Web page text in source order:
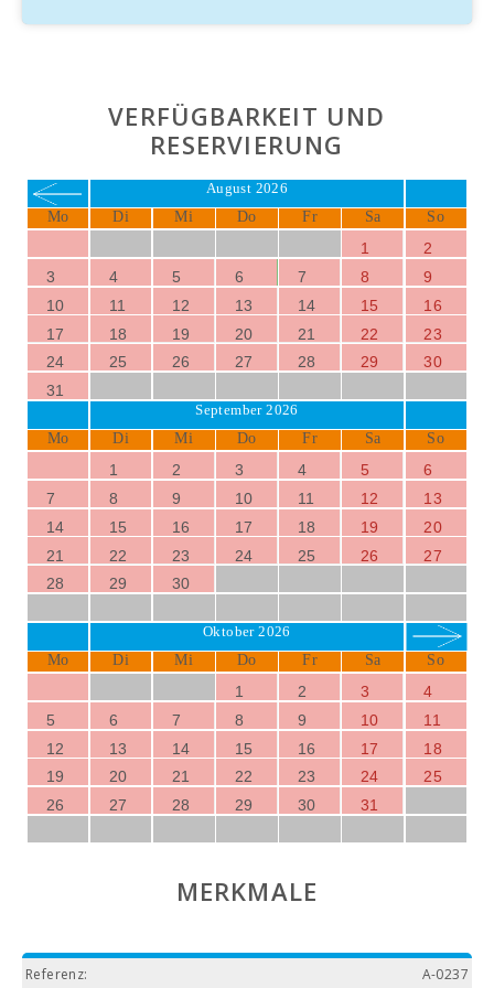
Finca, professionelle Radverleiher, ausgewiesene
RadlerstreckeVERFÜGBARKEIT UND
RESERVIERUNG
August 2026
Mo Di Mi Do Fr Sa So
1
2
3
4 5 6 7 8
9
10
11 12 13 14 15
16
17
18 19 20 21 22
23
24
25 26 27 28 29
30
31
September 2026
Mo Di Mi Do Fr Sa So
1 2 3 4 5
6
7
8 9 10 11 12
13
14
15 16 17 18 19
20
21
22 23 24 25 26
27
28
29 30
Oktober 2026
Mo Di Mi Do Fr Sa So
1 2 3
4
5
6 7 8 9 10
11
12
13 14 15 16 17
18
19
20 21 22 23 24
25
26
27 28 29 30 31
MERKMALE
Referenz: A-0237